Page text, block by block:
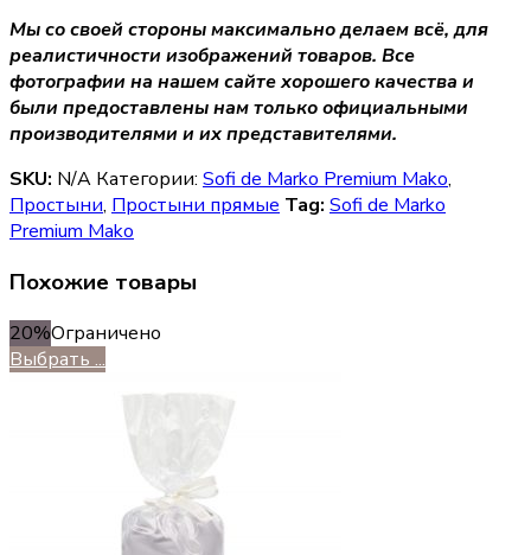
Мы со своей стороны максимально делаем всё, для
реалистичности изображений товаров. Все
фотографии на нашем сайте хорошего качества и
были предоставлены нам только официальными
производителями и их представителями.
SKU: N/A Категории: Sofi de Marko Premium Mako,
Простыни, Простыни прямые Tag: Sofi de Marko
Premium Mako
Похожие товары
20%Ограничено
Выбрать ...